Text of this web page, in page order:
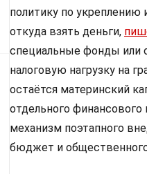
политику по
откуда взять деньги,
специальные фонды или
налоговую нагрузку на
остаётся материнский
отдельного
механизм поэтапного
бюджет и